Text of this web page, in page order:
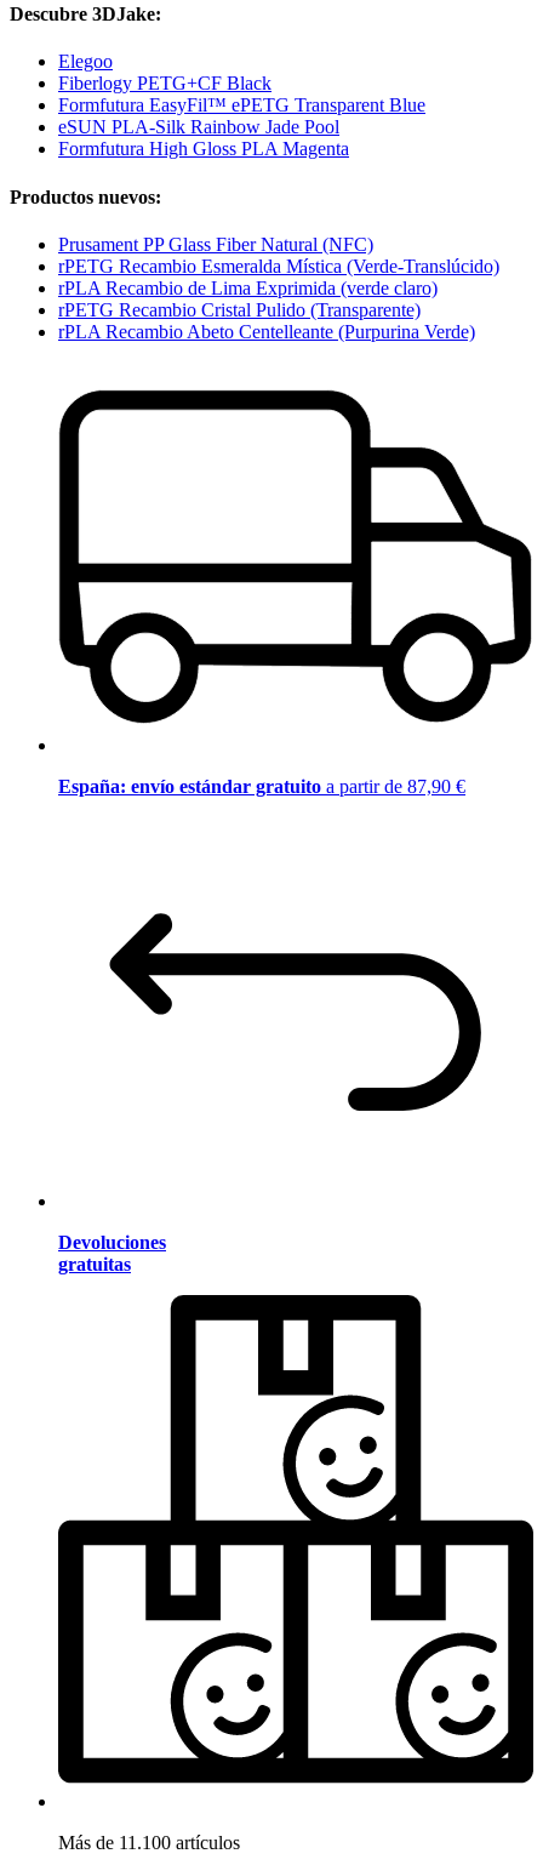
Descubre 3DJake:
Elegoo
Fiberlogy PETG+CF Black
Formfutura EasyFil™ ePETG Transparent Blue
eSUN PLA-Silk Rainbow Jade Pool
Formfutura High Gloss PLA Magenta
Productos nuevos:
Prusament PP Glass Fiber Natural (NFC)
rPETG Recambio Esmeralda Mística (Verde-Translúcido)
rPLA Recambio de Lima Exprimida (verde claro)
rPETG Recambio Cristal Pulido (Transparente)
rPLA Recambio Abeto Centelleante (Purpurina Verde)
España: envío estándar gratuito a partir de 87,90 €
Devoluciones
gratuitas
Más de 11.100 artículos